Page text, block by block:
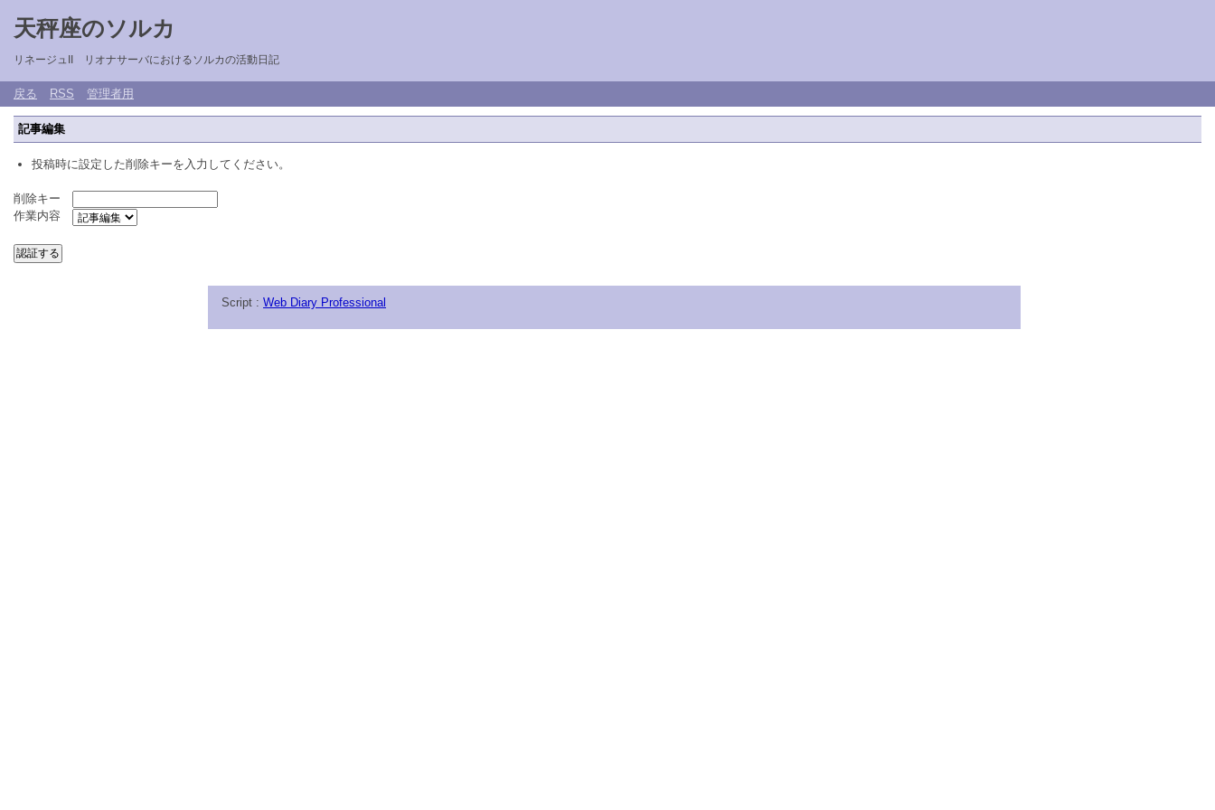
天秤座のソルカ
リネージュII リオナサーバにおけるソルカの活動日記
戻る RSS 管理者用
記事編集
投稿時に設定した削除キーを入力してください。
削除キー
作業内容
Script : Web Diary Professional